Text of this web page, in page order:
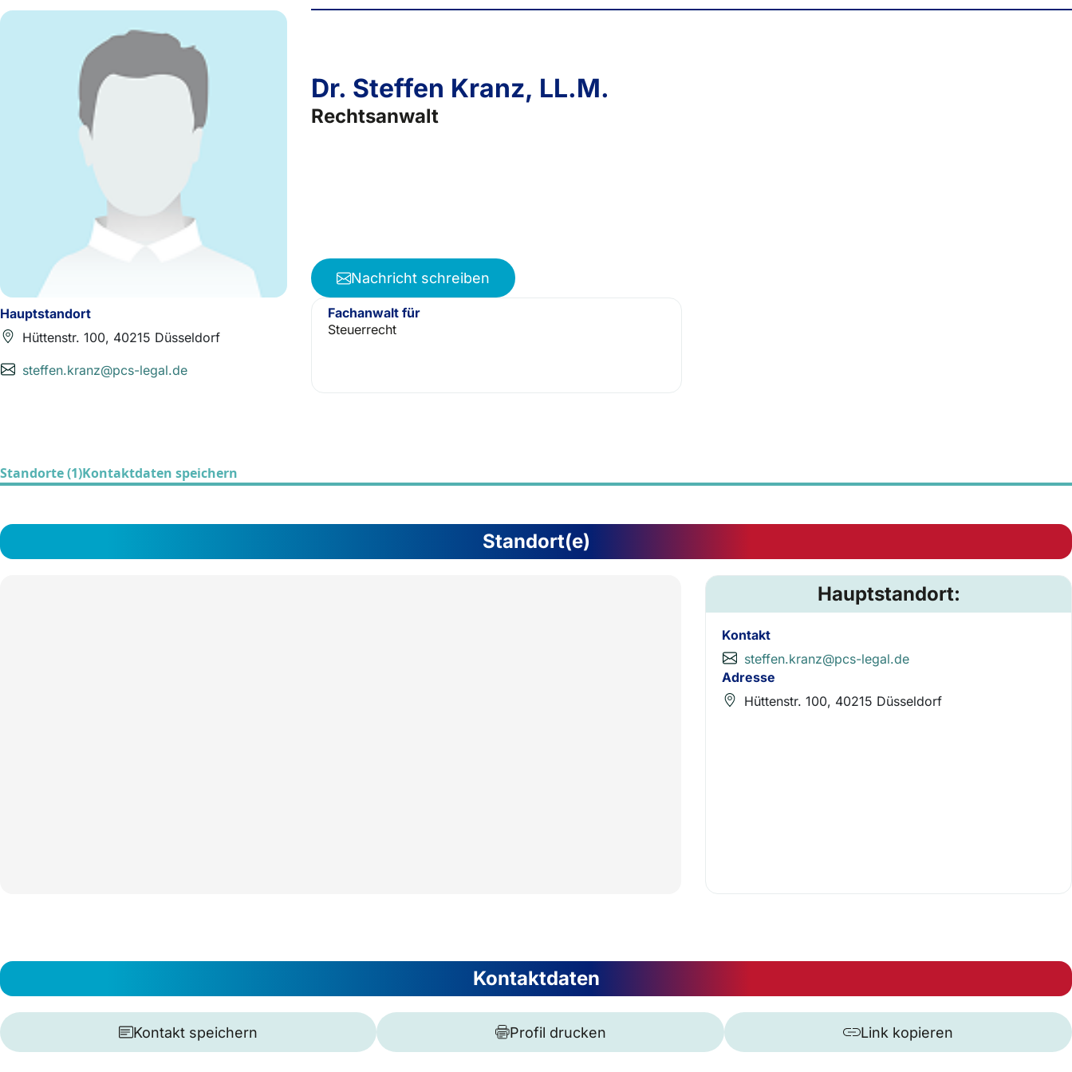
Hauptstandort
Hüttenstr. 100, 40215 Düsseldorf
steffen.kranz@pcs-legal.de
Dr. Steffen Kranz, LL.M.
Rechtsanwalt
Nachricht schreiben
Fachanwalt für
Steuerrecht
Standorte (1)Kontaktdaten speichern
Standort(e)
Hauptstandort:
Kontakt
steffen.kranz@pcs-legal.de
Adresse
Hüttenstr. 100, 40215 Düsseldorf
Kontaktdaten
Kontakt speichern Profil drucken Link kopieren